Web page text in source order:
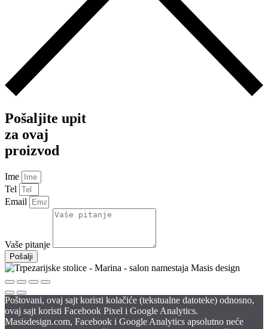
Pošaljite upit
za ovaj
proizvod
Ime
Tel
Email
Vaše pitanje
Pošalji
Poštovani, ovaj sajt koristi kolačiće (tekstualne datoteke) odnosno,
ovaj sajt koristi Facebook Pixel i Google Analytics.
Masisdesign.com, Facebook i Google Analytics apsolutno neće